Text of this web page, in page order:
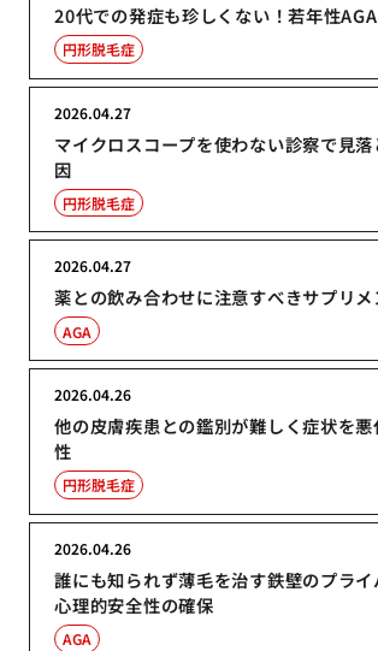
20代での発症も珍しくない！若年性
円形脱毛症
マイクロスコープを使わない診察で見
因
2026.04.27
円形脱毛症
薬との飲み合わせに注意すべきサプリメ
2026.04.27
AGA
他の皮膚疾患との鑑別が難しく症状を
性
2026.04.26
円形脱毛症
誰にも知られず薄毛を治す鉄壁のプライ
心理的安全性の確保
2026.04.26
AGA